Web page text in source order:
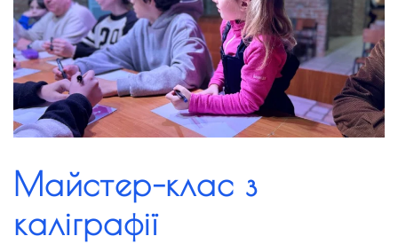
Майстер–клас з
каліграфії